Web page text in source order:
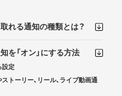
れる通知の種類とは？
を「オン」にする方法
設定
トーリー、リール、ライブ動画通